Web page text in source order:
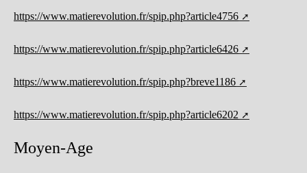
https://www.matierevolution.fr/spip.php?article4756
https://www.matierevolution.fr/spip.php?article6426
https://www.matierevolution.fr/spip.php?breve1186
https://www.matierevolution.fr/spip.php?article6202
Moyen-Age